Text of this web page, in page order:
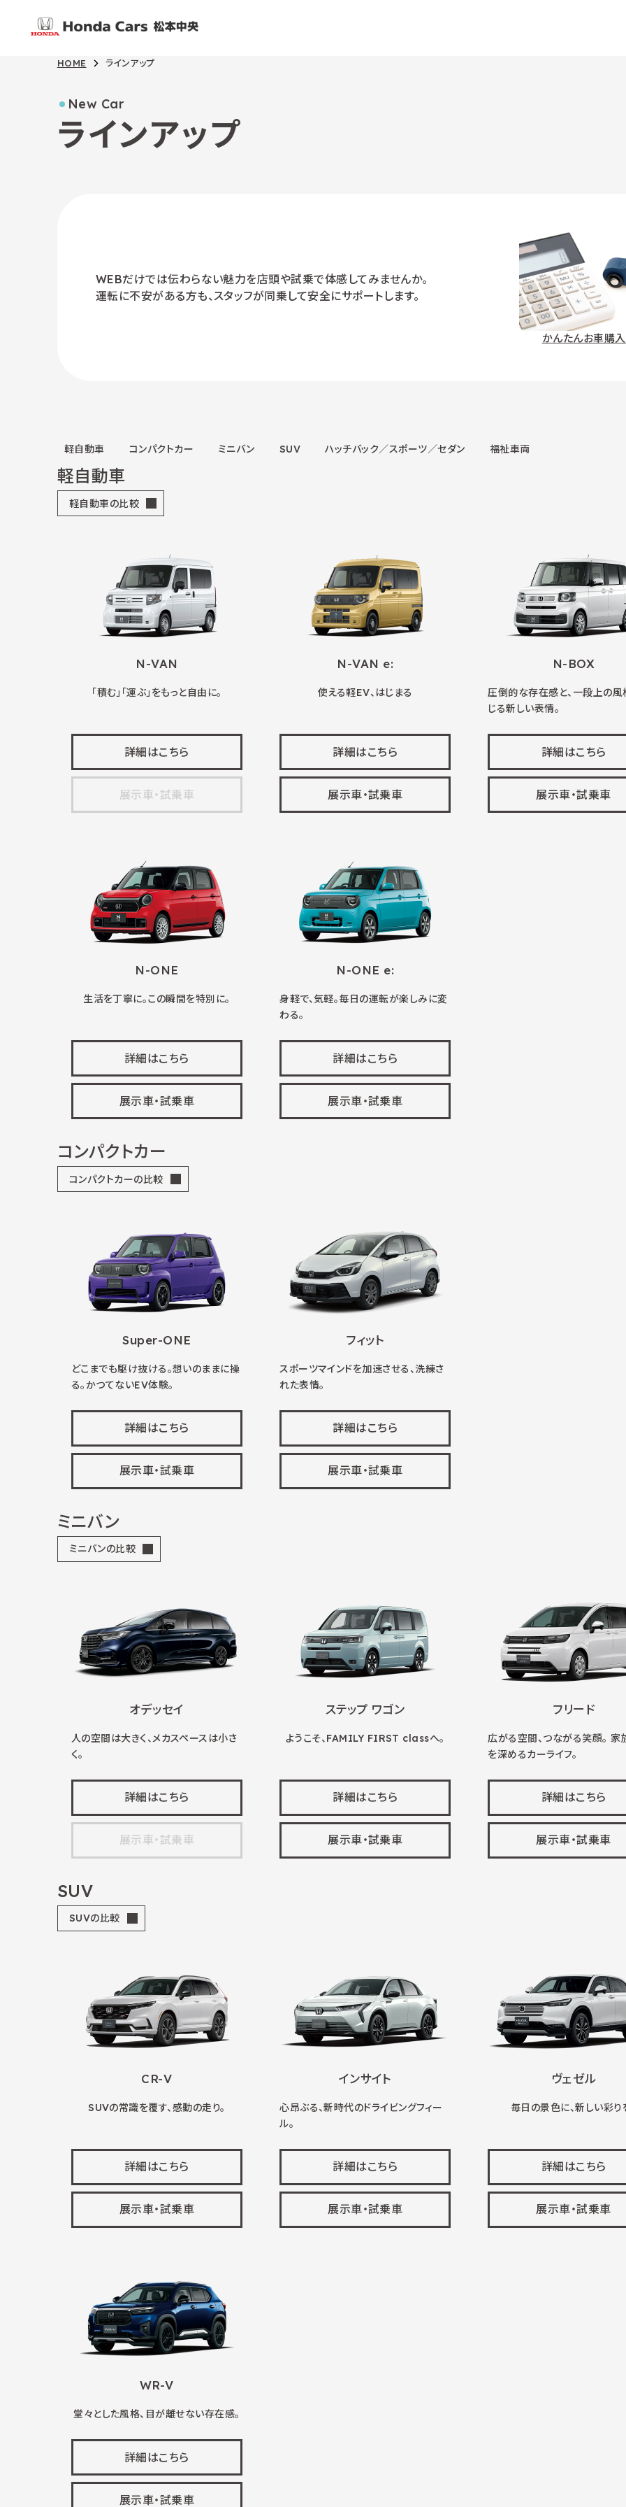
HOME ラインアップ
New Car
ラインアップ
WEBだけでは伝わらない魅力を店頭や試乗で体感してみませんか。
運転に不安がある方も、スタッフが同乗して安全にサポートします。
かんたんお車購
軽自動車 コンパクトカー ミニバン SUV ハッチバック／スポーツ／セダン 福祉車両
軽自動車
軽自動車の比較
N-VAN
「積む」「運ぶ」をもっと自由に。
詳細はこちら
展示車・試乗車
N-VAN e:
使える軽EV、はじまる
詳細はこちら
展示車・試乗車
N-BOX
圧倒的な存在感と、一段上の風
じる新しい表情。
詳細はこちら
展示車・試乗車
N-ONE
生活を丁寧に。この瞬間を特別に。
詳細はこちら
展示車・試乗車
N-ONE e:
身軽で、気軽。毎日の運転が楽しみに変
わる。
詳細はこちら
展示車・試乗車
コンパクトカー
コンパクトカーの比較
Super-ONE
どこまでも駆け抜ける。想いのままに操
る。かつてないEV体験。
詳細はこちら
展示車・試乗車
フィット
スポーツマインドを加速させる、洗練さ
れた表情。
詳細はこちら
展示車・試乗車
ミニバン
ミニバンの比較
オデッセイ
人の空間は大きく、メカスペースは小さ
く。
詳細はこちら
展示車・試乗車
ステップ ワゴン
ようこそ、FAMILY FIRST classへ。
詳細はこちら
展示車・試乗車
フリード
広がる空間、つながる笑顔。 家
を深めるカーライフ。
詳細はこちら
展示車・試乗車
SUV
SUVの比較
CR-V
SUVの常識を覆す、感動の走り。
詳細はこちら
展示車・試乗車
インサイト
心昂ぶる、新時代のドライビングフィー
ル。
詳細はこちら
展示車・試乗車
ヴェゼル
毎日の景色に、新しい彩り
詳細はこちら
展示車・試乗車
WR-V
堂々とした風格、目が離せない存在感。
詳細はこちら
展示車・試乗車